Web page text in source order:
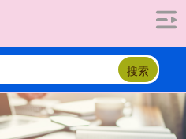
搜索